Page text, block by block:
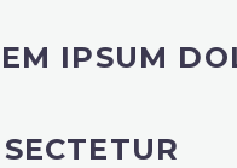
IPSUM